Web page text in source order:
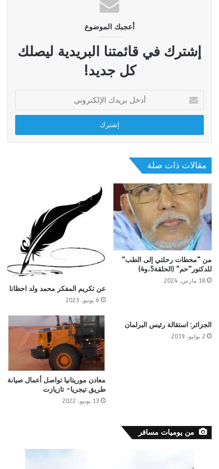
أعجبك الموضوع
إشترك في قائمتنا البريدية ليصلك
كل جديد!
بريدك
الإلكتروني
مقالات ذات صلة
من “محطات رحلتي إلى الطب”
للدكتور”حم” (الحلقة5،و4)
18 مارس، 2024
عن تكريم المفكر محمد ولد احظانا
6 يونيو، 2023
الجزائر: استقالة رئيس البرلمان
2 يوليو، 2019
معادن موريتانيا تواصل أعمال صيانة
طريق تيجريا- تازيازت
13 يونيو، 2022
من يوميات مسافر